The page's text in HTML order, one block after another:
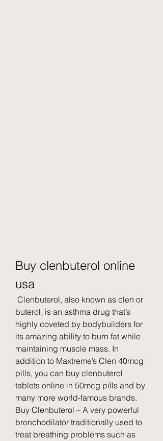
Buy clenbuterol online
usa
buterol, is an asthma drug that’s
highly coveted by bodybuilders for
its amazing ability to burn fat while
maintaining muscle mass. In
addition to Maxtreme’s Clen 40mcg
pills, you can buy clenbuterol
tablets online in 50mcg pills and by
many more world-famous brands.
Buy Clenbuterol – A very powerful
bronchodilator traditionally used to
treat breathing problems such as